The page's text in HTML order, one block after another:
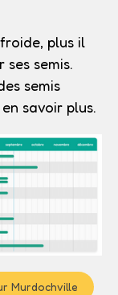
plus il
semis.
semis
savoir plus.
Murdochville